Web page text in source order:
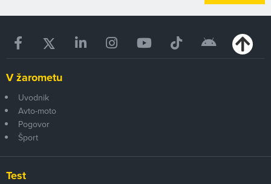
V žarometu
Uvodnik
Avto-moto
Pogovor
Šport
Test